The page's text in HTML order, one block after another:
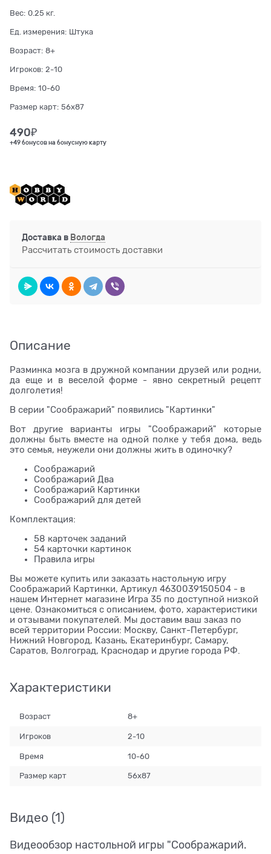
Вес: 0.25 кг.
Ед. измерения: Штука
Возраст: 8+
Игроков: 2-10
Время: 10-60
Размер карт: 56x87
490₽
+49 бонусов на бонусную карту
Доставка в Вологда
Рассчитать стоимость доставки
Описание
Разминка мозга в дружной компании друзей или родни,
да еще и в веселой форме - явно секретный рецепт
долголетия!
В серии "Соображарий" появились "Картинки"
Вот другие варианты игры "Соображарий" которые
должны быть вместе на одной полке у тебя дома, ведь
это семья, неужели они должны жить в одиночку?
Соображарий
Соображарий Два
Соображарий Картинки
Соображарий для детей
Комплектация:
58 карточек заданий
54 карточки картинок
Правила игры
Вы можете купить или заказать настольную игру
Соображарий Картинки, Артикул 4630039150504 - в
нашем Интернет магазине Игра 35 по доступной низкой
цене. Ознакомиться с описанием, фото, характеристики
и отзывами покупателей. Мы доставим ваш заказ по
всей территории России: Москву, Санкт-Петербург,
Нижний Новгород, Казань, Екатеринбург, Самару,
Саратов, Волгоград, Краснодар и другие города РФ.
Характеристики
Возраст 8+
Игроков 2-10
Время 10-60
Размер карт 56x87
Видео (1)
Видеообзор настольной игры "Соображарий.